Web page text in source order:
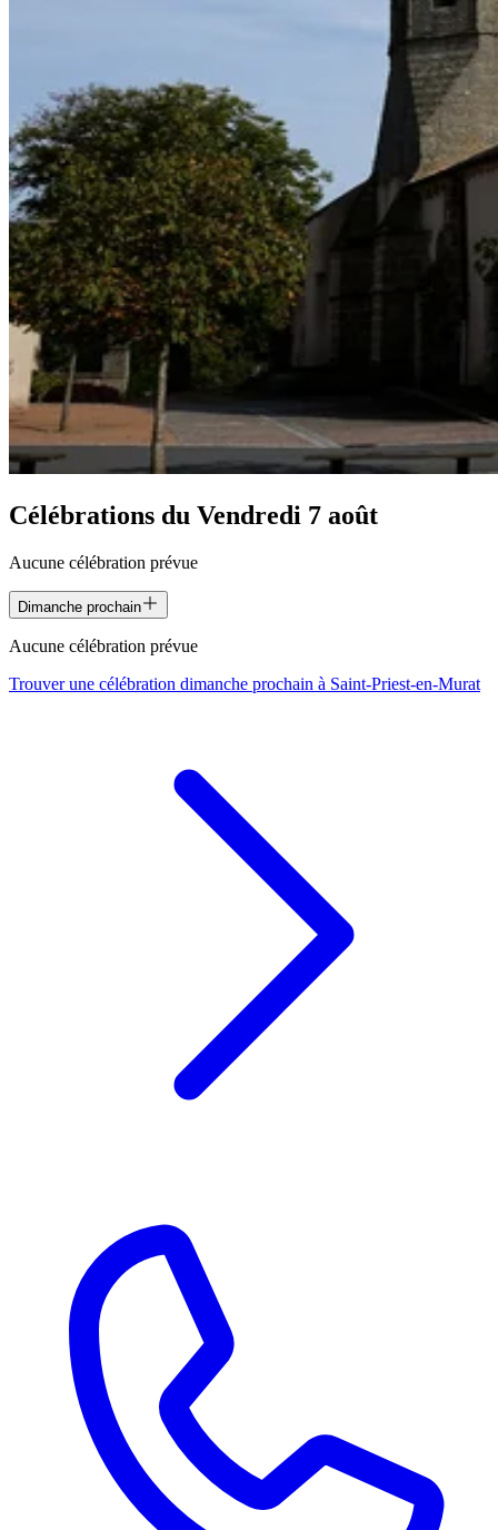
Célébrations du Vendredi 7 août
Aucune célébration prévue
Dimanche prochain
Aucune célébration prévue
Trouver une célébration dimanche prochain à Saint-Priest-en-Murat